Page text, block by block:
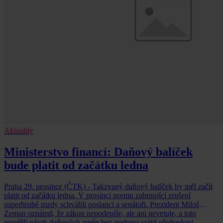
Aktuality
Ministerstvo financí: Daňový balíček
bude platit od začátku ledna
Praha 29. prosince (ČTK) - Takzvaný daňový balíček by měl začít
platit od začátku ledna. V prosinci normu zahrnující zrušení
superhrubé mzdy schválili poslanci a senátoři. Prezident Miloš
Zeman oznámil, že zákon nepodepíše, ale ani nevetuje, a toto